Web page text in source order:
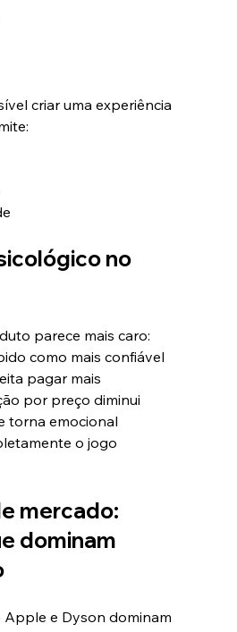
criar uma experiência
no
parece mais caro:
como mais confiável
pagar mais
por preço diminui
torna emocional
o jogo
mercado:
dominam
e Dyson dominam